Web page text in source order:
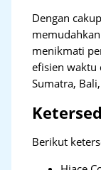
Dengan
menikmati
efisien waktu
Sumatra,
Berikut